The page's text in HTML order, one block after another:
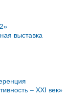
выставка
– XXI век»